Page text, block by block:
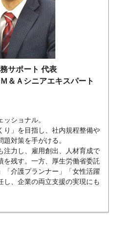
サポート 代表
＆Ａシニアエキスパート
ショナル。
り」を目指し、社内規程整備や
対策を手がける。
注力し、雇用創出、人材育成で
を残す。一方、厚生労働省委託
「介護プランナー」「女性活躍
し、企業の両立支援の実現にも